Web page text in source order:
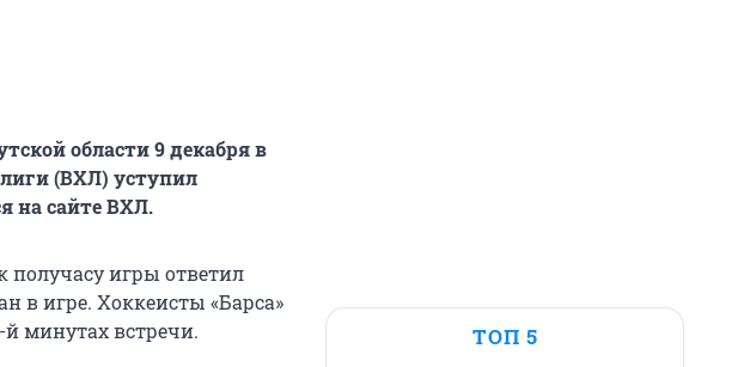
области 9 декабря в
(ВХЛ) уступил
на сайте ВХЛ.
получасу игры ответил
в игре. Хоккеисты «Барса»
минутах встречи.
ТОП 5